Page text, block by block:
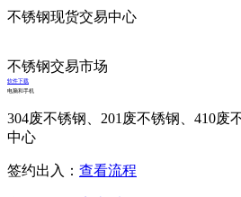
不锈钢现货交易中心
不锈钢交易市场
软件下载
电脑和手机
304废不锈钢、201废不锈钢、410废
中心
签约出入： 查看流程